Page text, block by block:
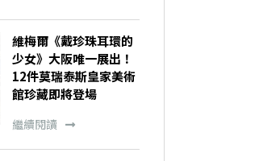
維梅爾《戴珍珠耳環的
少女》大阪唯一展出！
12件莫瑞泰斯皇家美術
館珍藏即將登場
繼續閱讀